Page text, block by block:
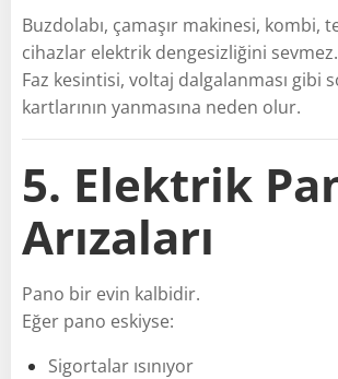
Buzdolabı, çamaşır makinesi, kombi,
cihazlar elektrik dengesizliğini sevmez.
Faz kesintisi, voltaj dalgalanması gibi
kartlarının yanmasına neden olur.
5. Elektrik
Arızaları
Pano bir evin kalbidir.
Eğer pano eskiyse:
Sigortalar ısınıyor